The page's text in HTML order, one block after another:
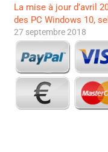
La mise à jour d’avril
des PC Windows 10,
27 septembre 2018